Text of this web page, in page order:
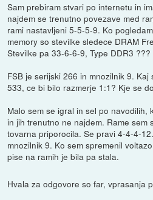
Sam prebiram stvari po internetu in
najdem se trenutno povezave med
rami nastavljeni 5-5-5-9. Ko
memory so stevilke sledece DRAM
Stevilke pa 33-6-6-9, Type DDR3 ???
FSB je serijski 266 in mnozilnik 9.
533, ce bi bilo razmerje 1:1? Kje se
Malo sem se igral in sel po navodilih,
in jih trenutno ne najdem. Rame sem
tovarna priporocila. Se pravi 4-4-4-
mnozilnik 9. Ko sem spremenil
pise na ramih je bila pa stala.
Hvala za odgovore so far, vprasanja